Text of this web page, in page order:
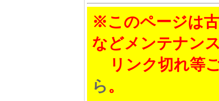
※このページは
などメンテナン
リンク切れ等
ら。